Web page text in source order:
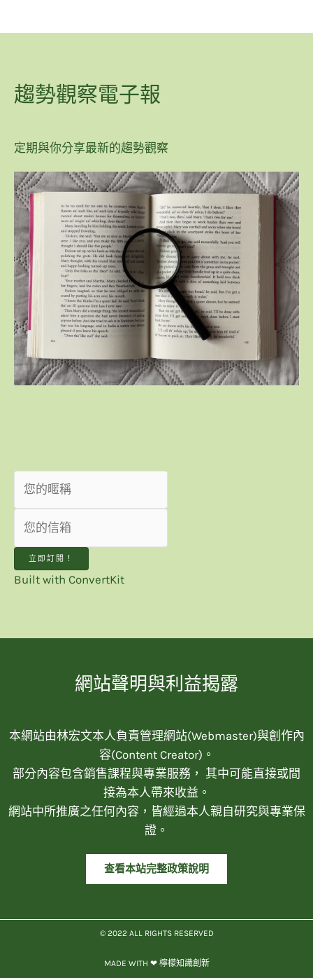
趨勢觀察電子報
定期與你分享最新的趨勢觀察
立即訂閱！
Built with ConvertKit
網站聲明與利益揭露
本網站由林宏文本人負責管理網站(Webmaster)與創作內
容(Content Creator)。
部分內容包含銷售課程與專業服務， 其中可能直接或間
接為本人帶來收益。
網站中所推廣之任何內容，皆經過本人親自研究與專業保
證。
查看本站完整政策說明
© 2022 ALL RIGHTS RESERVED​
MADE WITH ❤ 檸檬知識創新